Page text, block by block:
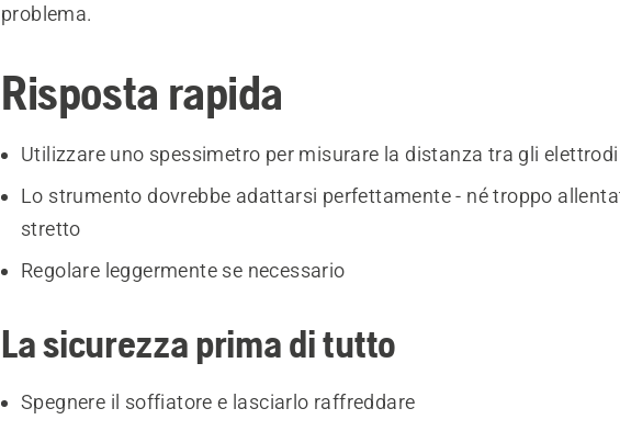
problema.
Risposta rapida
Utilizzare uno spessimetro per misurare la distanza tra gli elettrodi
Lo strumento dovrebbe adattarsi perfettamente - né troppo
stretto
Regolare leggermente se necessario
La sicurezza prima di tutto
Spegnere il soffiatore e lasciarlo raffreddare